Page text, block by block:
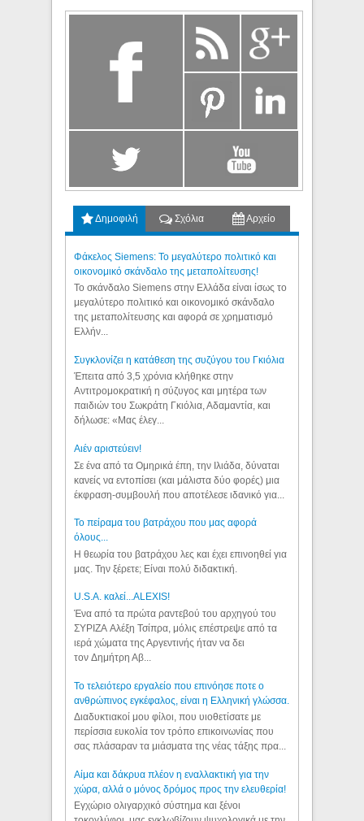
Δημοφιλή Σχόλια Αρχείο
Φάκελος Siemens: Το μεγαλύτερο πολιτικό και
οικονομικό σκάνδαλο της μεταπολίτευσης!
Το σκάνδαλο Siemens στην Ελλάδα είναι ίσως το
μεγαλύτερο πολιτικό και οικονομικό σκάνδαλο
της μεταπολίτευσης και αφορά σε χρηματισμό
Ελλήν...
Συγκλονίζει η κατάθεση της συζύγου του Γκιόλια
Έπειτα από 3,5 χρόνια κλήθηκε στην
Αντιτρομοκρατική η σύζυγος και μητέρα των
παιδιών του Σωκράτη Γκιόλια, Αδαμαντία, και
δήλωσε: «Μας έλεγ...
Aιέν αριστεύειν!
Σε ένα από τα Ομηρικά έπη, την Ιλιάδα, δύναται
κανείς να εντοπίσει (και μάλιστα δύο φορές) μια
έκφραση-συμβουλή που αποτέλεσε ιδανικό για...
Το πείραμα του βατράχου που μας αφορά
όλους...
Η θεωρία του βατράχου λες και έχει επινοηθεί για
μας. Την ξέρετε; Είναι πολύ διδακτική.
U.S.A. καλεί...ALEXIS!
Ένα από τα πρώτα ραντεβού του αρχηγού του
ΣΥΡΙΖΑ Αλέξη Τσίπρα, μόλις επέστρεψε από τα
ιερά χώματα της Αργεντινής ήταν να δει
τον Δημήτρη Αβ...
Το τελειότερο εργαλείο που επινόησε ποτε ο
ανθρώπινος εγκέφαλος, είναι η Ελληνική γλώσσα.
Διαδυκτιακοί μου φίλοι, που υιοθετίσατε με
περίσσια ευκολία τον τρόπο επικοινωνίας που
σας πλάσαραν τα μιάσματα της νέας τάξης πρα...
Αίμα και δάκρυα πλέον η εναλλακτική για την
χώρα, αλλά ο μόνος δρόμος προς την ελευθερία!
Εγχώριο ολιγαρχικό σύστημα και ξένοι